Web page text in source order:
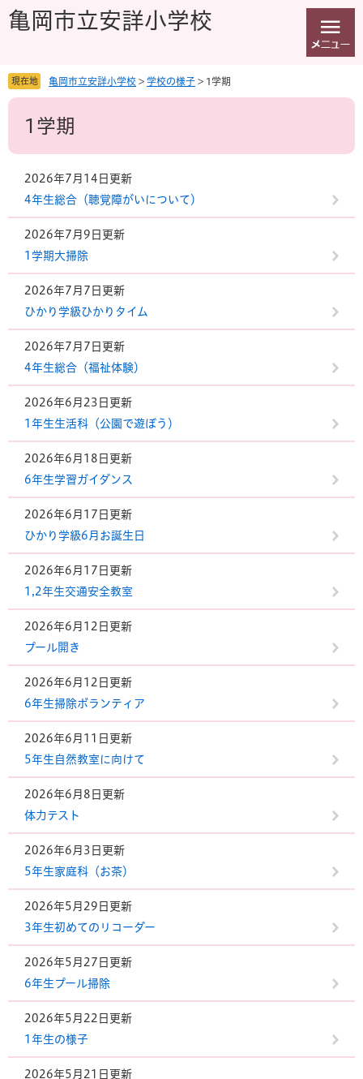
先
を
亀岡市立安詳小学校
現在地 亀岡市立安詳小学校 > 学校の様子 > 1学期
本
1学期
2026年7月14日更新
4年生総合（聴覚障がいについて）
2026年7月9日更新
1学期大掃除
2026年7月7日更新
ひかり学級ひかりタイム
2026年7月7日更新
4年生総合（福祉体験）
2026年6月23日更新
1年生生活科（公園で遊ぼう）
2026年6月18日更新
6年生学習ガイダンス
2026年6月17日更新
ひかり学級6月お誕生日
2026年6月17日更新
1,2年生交通安全教室
2026年6月12日更新
プール開き
2026年6月12日更新
6年生掃除ボランティア
2026年6月11日更新
5年生自然教室に向けて
2026年6月8日更新
体力テスト
2026年6月3日更新
5年生家庭科（お茶）
2026年5月29日更新
3年生初めてのリコーダー
2026年5月27日更新
6年生プール掃除
2026年5月22日更新
1年生の様子
2026年5月21日更新